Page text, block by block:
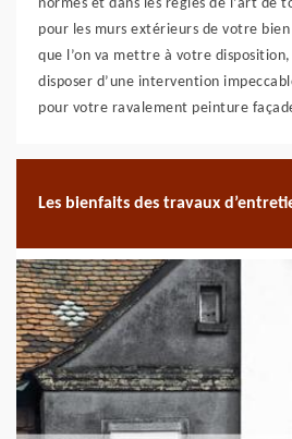
normes et dans les règles de l’art de
pour les murs extérieurs de votre
que l’on va mettre à votre
disposer d’une intervention
pour votre ravalement peinture
Les bienfaits des travaux